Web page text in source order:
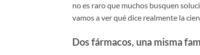
no es raro que muchos busquen
vamos a ver qué dice realmente la
Dos fármacos, una misma